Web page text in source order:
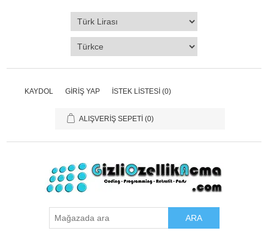
KAYDOL GIRIŞ YAP İSTEK LISTESI (0)
ALIŞVERIŞ SEPETI (0)
ARA